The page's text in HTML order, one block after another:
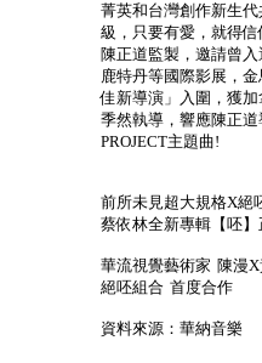
菁英和台灣創作新生
級，只要有愛，就得
陳正道監製，邀請曾
鹿特丹等國際影展，
佳新導演」入圍，獲
季然執導，響應陳正
PROJECT主題曲!
前所未見超大規格X絕
蔡依林全新專輯【呸
華流視覺藝術家 陳漫
絕呸組合 首度合作
資料來源：華納音樂